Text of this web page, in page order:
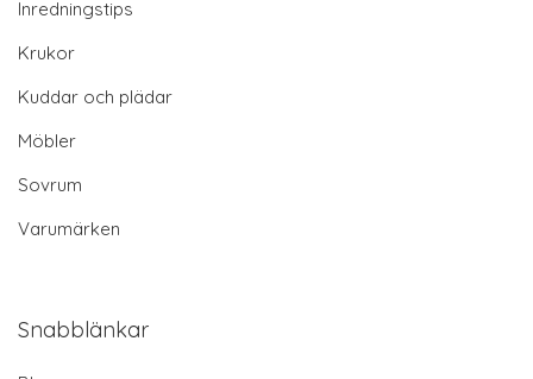
Inredningstips
Krukor
Kuddar och plädar
Möbler
Sovrum
Varumärken
Snabblänkar